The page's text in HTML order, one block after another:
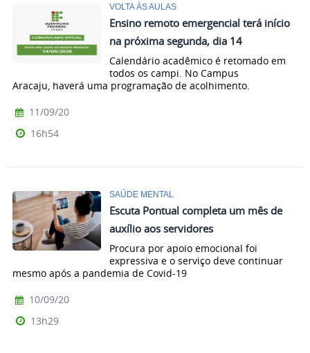
VOLTA ÀS AULAS
Ensino remoto emergencial terá início
na próxima segunda, dia 14
Calendário acadêmico é retomado em
todos os campi. No Campus
Aracaju, haverá uma programação de acolhimento.
11/09/20
16h54
SAÚDE MENTAL
Escuta Pontual completa um mês de
auxílio aos servidores
Procura por apoio emocional foi
expressiva e o serviço deve continuar
mesmo após a pandemia de Covid-19
10/09/20
13h29